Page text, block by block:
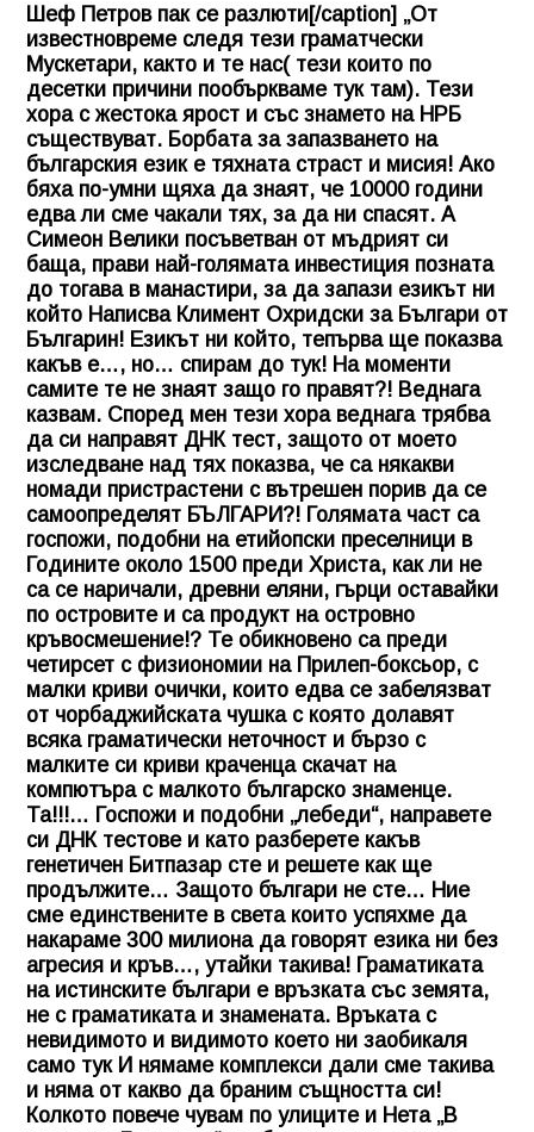
Шеф Петров пак се разлюти[/caption] „От
известновреме следя тези граматчески
Мускетари, както и те нас( тези които по
десетки причини пообъркваме тук там). Тези
хора с жестока ярост и със знамето на НРБ
съществуват. Борбата за запазването на
българския език е тяхната страст и мисия! Ако
бяха по-умни щяха да знаят, че 10000 години
едва ли сме чакали тях, за да ни спасят. А
Симеон Велики посъветван от мъдрият си
баща, прави най-голямата инвестиция позната
до тогава в манастири, за да запази езикът ни
който Написва Климент Охридски за Българи от
Българин! Езикът ни който, тепърва ще показва
какъв е…, но… спирам до тук! На моменти
самите те не знаят защо го правят?! Веднага
казвам. Според мен тези хора веднага трябва
да си направят ДНК тест, защото от моето
изследване над тях показва, че са някакви
номади пристрастени с вътрешен порив да се
самоопределят БЪЛГАРИ?! Голямата част са
госпожи, подобни на етийопски преселници в
Годините около 1500 преди Христа, как ли не
са се наричали, древни еляни, гърци оставайки
по островите и са продукт на островно
кръвосмешение!? Те обикновено са преди
четирсет с физиономии на Прилеп-боксьор, с
малки криви очички, които едва се забелязват
от чорбаджийската чушка с която долавят
всяка граматически неточност и бързо с
малките си криви краченца скачат на
компютъра с малкото българско знаменце.
Та!!!… Госпожи и подобни „лебеди“, направете
си ДНК тестове и като разберете какъв
генетичен Битпазар сте и решете как ще
продължите… Защото българи не сте… Ние
сме единствените в света които успяхме да
накараме 300 милиона да говорят езика ни без
агресия и кръв…, утайки такива! Граматиката
на истинските българи е връзката със земята,
не с граматиката и знамената. Връката с
невидимото и видимото което ни заобикаля
само тук И нямаме комплекси дали сме такива
и няма от какво да браним същността си!
Колкото повече чувам по улиците и Нета „В